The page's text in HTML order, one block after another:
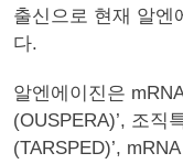
출신으로 현재 알엔
다.
알엔에이진은
(OUSPERA)’, 조직
(TARSPED)’,